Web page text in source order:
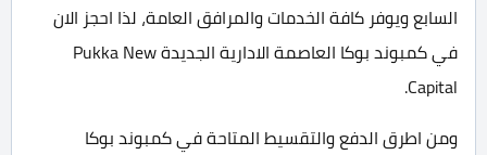
السابع ويوفر كافة الخدمات والمرافق العامة، لذا احجز الان
في كمبوند بوكا العاصمة الادارية الجديدة Pukka New
Capital.
ومن اطرق الدفع والتقسيط المتاحة في كمبوند بوكا